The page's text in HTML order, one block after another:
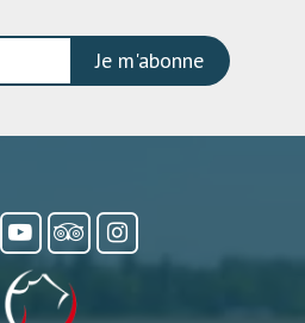
Je m'abonne